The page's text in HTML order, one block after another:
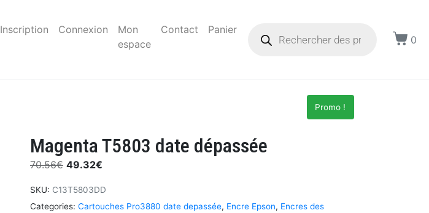
Inscription Connexion
Mon
espace
Contact
Panier
0
Promo !
Magenta T5803 date dépassée
70.56€ 49.32€
SKU: C13T5803DD
Categories: Cartouches Pro3880 date depassée, Encre Epson, Encres des